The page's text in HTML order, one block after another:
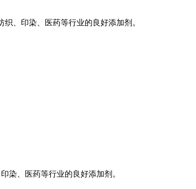
、印染、医药等行业的良好添加剂。
染、医药等行业的良好添加剂。